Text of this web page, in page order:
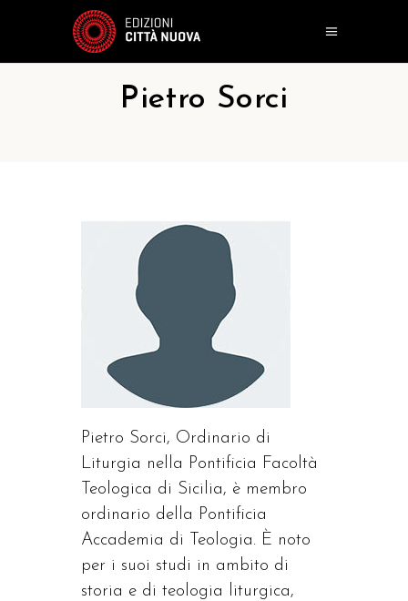
Pietro Sorci
Pietro Sorci, Ordinario di
Liturgia nella Pontificia Facoltà
Teologica di Sicilia, è membro
ordinario della Pontificia
Accademia di Teologia. È noto
per i suoi studi in ambito di
storia e di teologia liturgica,